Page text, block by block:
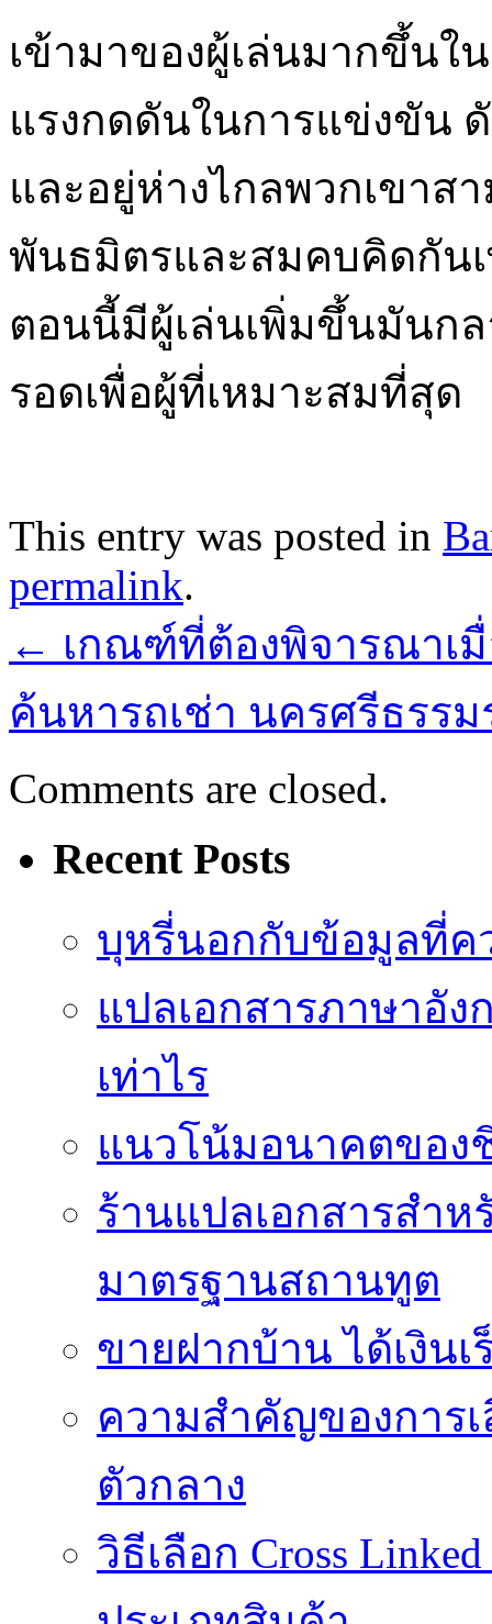
เข้ามาของผู้เล่นมากขึ้นใ
แรงกดดันในการแข่งขัน
และอยู่ห่างไกลพวกเขาส
พันธมิตรและสมคบคิดกัน
ตอนนี้มีผู้เล่นเพิ่มขึ้นมันกล
รอดเพื่อผู้ที่เหมาะสมที่สุด
This entry was posted in
permalink.
← เกณฑ์ที่ต้องพิจารณาเ
ค้นหารถเช่า นครศรีธรร
Comments are closed.
Recent Posts
บุหรี่นอกกับข้อมูลที่ค
แปลเอกสารภาษาอั
เท่าไร
แนวโน้มอนาคตของ
ร้านแปลเอกสารสำ
มาตรฐานสถานทูต
ขายฝากบ้าน ได้เงิน
ความสำคัญของการ
ตัวกลาง
วิธีเลือก Cross